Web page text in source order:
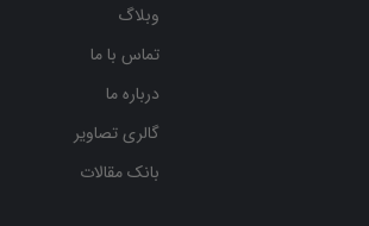
وبلاگ
تماس با ما
درباره ما
گالری تصاویر
بانک مقالات